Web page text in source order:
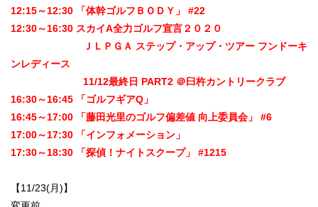
12:15～12:30 「体幹ゴルフＢＯＤＹ」 #22
12:30～16:30 スカイA全力ゴルフ宣言２０２０
ＪＬＰＧＡ ステップ・アップ・ツアー フンドーキ
ンレディース
11/12最終日 PART2 ＠臼杵カントリークラブ
16:30～16:45 「ゴルフギアQ」
16:45～17:00 「藤田光里のゴルフ偏差値 向上委員会」 #6
17:00～17:30 「インフォメーション」
17:30～18:30 「探偵！ナイトスクープ」 #1215
【11/23(月)】